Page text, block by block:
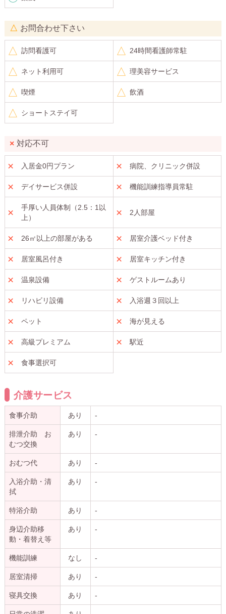
お問合わせ下さい
訪問看護可 24時間看護師常駐
ネット利用可 理美容サービス
喫煙 飲酒
ショートステイ可
対応不可
入居金0円プラン 病院、クリニック併設
デイサービス併設 機能訓練指導員常駐
手厚い人員体制（2.5：1以
上）
2人部屋
26㎡以上の部屋がある 居室介護ベッド付き
居室風呂付き 居室キッチン付き
温泉設備 ゲストルームあり
リハビリ設備 入浴週３回以上
ペット 海が見える
高級プレミアム 駅近
食事選択可
介護サービス
食事介助 あり -
排泄介助 お
むつ交換
あり -
おむつ代 あり -
入浴介助・清
拭
あり -
特浴介助 あり -
身辺介助移
動・着替え等
あり -
機能訓練 なし -
居室清掃 あり -
寝具交換 あり -